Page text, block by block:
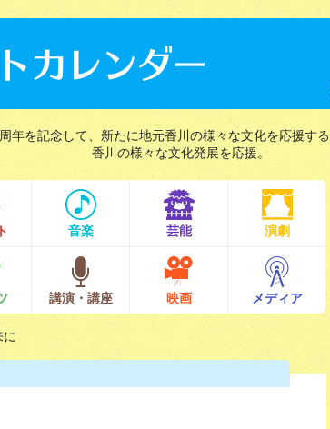
年を記念して、新たに地元香川の様々な文化を応援す
香川の様々な文化発展を応援。
音楽 芸能 演劇
講演・講座 映画 メディア